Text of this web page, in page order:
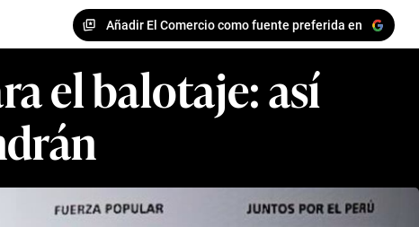
Añadir El Comercio como fuente preferida en
el balotaje: así